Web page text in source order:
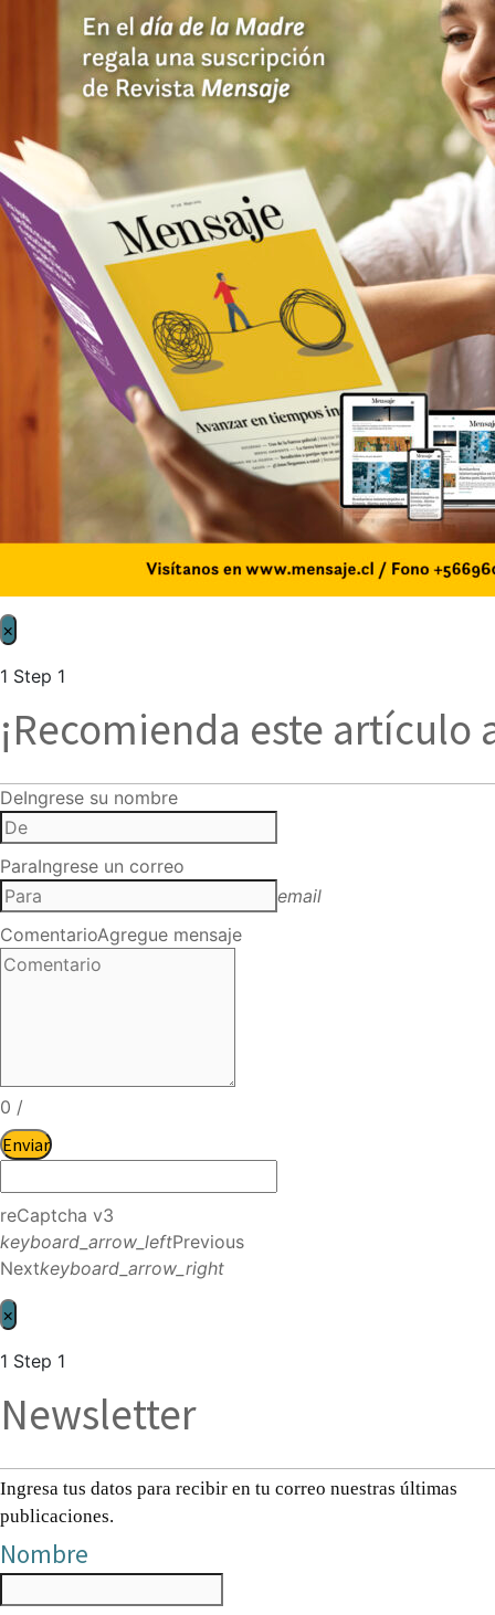
×
1 Step 1
¡Recomienda este artículo
DeIngrese su nombre
ParaIngrese un correo
email
ComentarioAgregue mensaje
0 /
Enviar
reCaptcha v3
keyboard_arrow_leftPrevious
Nextkeyboard_arrow_right
×
1 Step 1
Newsletter
Ingresa tus datos para recibir en tu correo nuestras últimas
publicaciones.
Nombre